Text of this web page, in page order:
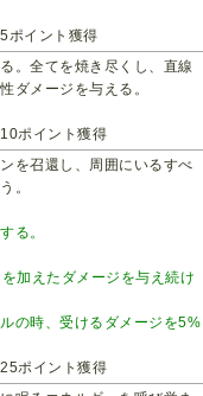
ポイント獲得
。全てを焼き尽くし、直線
ダメージを与える。
ポイント獲得
を召還し、周囲にいるすべ
。
る。
加えたダメージを与え続け
の時、受けるダメージを5%
ポイント獲得